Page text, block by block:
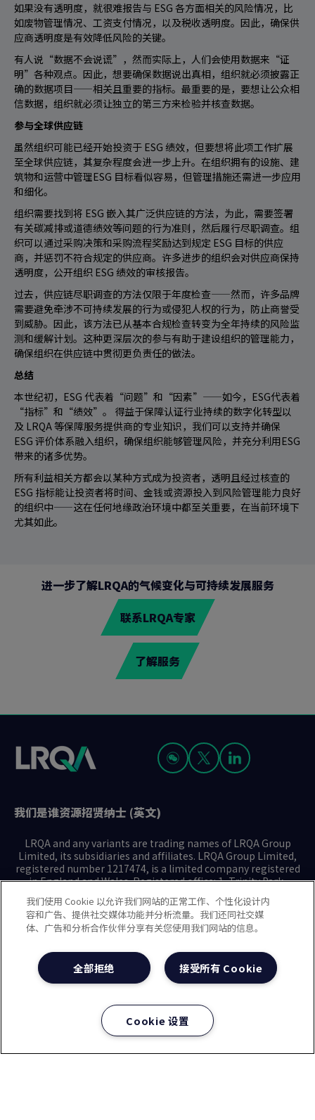
如果没有透明度，就很难报告与 ESG 各方面相关的风险情况，比
如废物管理情况、工资支付情况，以及税收透明度。因此，确保供
应商透明度是有效降低风险的关键。
有人说“数据不会说谎”，然而实际上，人们会使用数据来“证
明”各种观点。因此，想要确保数据说出真相，组织就必须披露正
确的数据项目——相关且重要的指标。最重要的是，要想让公众相
信数据，组织就必须让独立的第三方来检验并核查数据。
参与全球供应链
虽然组织可能已经开始投资于 ESG 绩效，但要想将此项工作扩展
至全球供应链，其复杂程度会进一步上升。在组织拥有的设施、建
筑物和运营中管理ESG 目标看似容易，但管理措施还需进一步应用
和细化。
组织需要找到将 ESG 嵌入其广泛供应链的方法，为此，需要签署
有关碳减排或道德绩效等问题的行为准则，然后履行尽职调查。组
织可以通过采购决策和采购流程奖励达到规定 ESG 目标的供应
商，并惩罚不符合规定的供应商。许多进步的组织会对供应商保持
透明度，公开组织 ESG 绩效的审核报告。
过去，供应链尽职调查的方法仅限于年度检查——然而，许多品牌
需要避免牵涉不可持续发展的行为或侵犯人权的行为，防止商誉受
到威胁。因此，该方法已从基本合规检查转变为全年持续的风险监
测和缓解计划。这种更深层次的参与有助于建设组织的管理能力，
确保组织在供应链中贯彻更负责任的做法。
总结
本世纪初，ESG 代表着“问题”和“因素”——如今，ESG代表着
“指标”和“绩效”。 得益于保障认证行业持续的数字化转型以
及 LRQA 等保障服务提供商的专业知识，我们可以支持并确保
ESG 评价体系融入组织，确保组织能够管理风险，并充分利用ESG
带来的诸多优势。
所有利益相关方都会以某种方式成为投资者，透明且经过核查的
ESG 指标能让投资者将时间、金钱或资源投入到风险管理能力良好
的组织中——这在任何地缘政治环境中都至关重要，在当前环境下
尤其如此。
进一步了解LRQA的气候变化与可持续发展服务
联系LRQA专家
了解服务
我们是谁资源招贤纳士 (英文)
LRQA and any variants are trading names of LRQA Group
Limited, its subsidiaries and affiliates. LRQA Group Limited,
registered number 1217474, is a limited company registered
in England and Wales. Registered office: 1, Trinity Park,
Bickenhill Lane, Birmingham B37 7ES. © 2025 LRQA Group
Limited.
治理方针(英文)沪ICP备2023029947号-1
沪公网安备31010102008508号
我们使用 Cookie 以允许我们网站的正常工作、个性化设计内
容和广告、提供社交媒体功能并分析流量。我们还同社交媒
体、广告和分析合作伙伴分享有关您使用我们网站的信息。
接受所有 Cookie
全部拒绝
Cookie 设置